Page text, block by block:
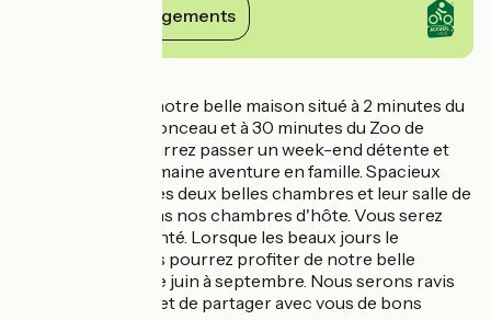
Voir ses engagements
Venez découvrir notre belle maison situé à 2 minutes du
Château de Chenonceau et à 30 minutes du Zoo de
Beauval. Vous pourrez passer un week-end détente et
culture ou une semaine aventure en famille. Spacieux
avec son gîte et ces deux belles chambres et leur salle de
bain privée ou dans nos chambres d'hôte. Vous serez
dépaysé et enchanté. Lorsque les beaux jours le
permettront, vous pourrez profiter de notre belle
piscine ouverte de juin à septembre. Nous serons ravis
de vous accueillir et de partager avec vous de bons